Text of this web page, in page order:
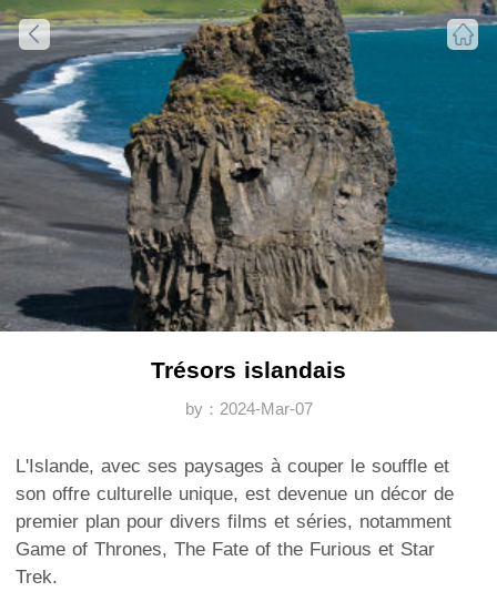
Trésors islandais
by：2024-Mar-07
L'Islande, avec ses paysages à couper le souffle et
son offre culturelle unique, est devenue un décor de
premier plan pour divers films et séries, notamment
Game of Thrones, The Fate of the Furious et Star
Trek.